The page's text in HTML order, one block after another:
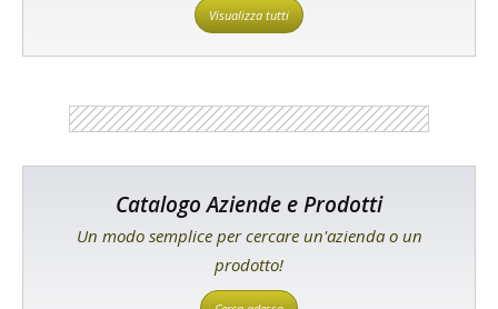
Visualizza tutti
Catalogo Aziende e Prodotti
Un modo semplice per cercare un'azienda o un
prodotto!